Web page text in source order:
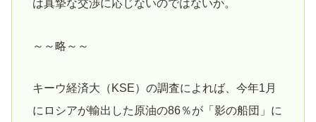
は真摯な交渉に応じないのではないか。
～～略～～
キーウ経済大（KSE）の調査によれば、今年1月
にロシアが輸出した原油の86％が「影の船団」に